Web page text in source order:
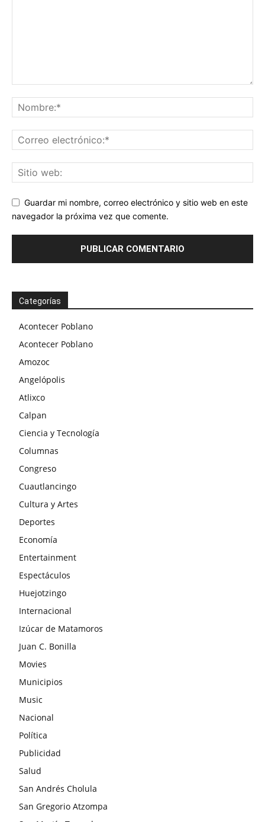
Guardar mi nombre, correo electrónico y sitio web en este
navegador la próxima vez que comente.
Categorías
Acontecer Poblano
Acontecer Poblano
Amozoc
Angelópolis
Atlixco
Calpan
Ciencia y Tecnología
Columnas
Congreso
Cuautlancingo
Cultura y Artes
Deportes
Economía
Entertainment
Espectáculos
Huejotzingo
Internacional
Izúcar de Matamoros
Juan C. Bonilla
Movies
Municipios
Music
Nacional
Política
Publicidad
Salud
San Andrés Cholula
San Gregorio Atzompa